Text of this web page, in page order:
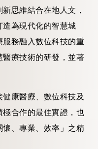
思維結合在地人文，
為現代化的智慧城
務融入數位科技的重
療技術的研發，並著
康醫療、數位科技及
合作的最佳實證，也
、專業、效率」之精